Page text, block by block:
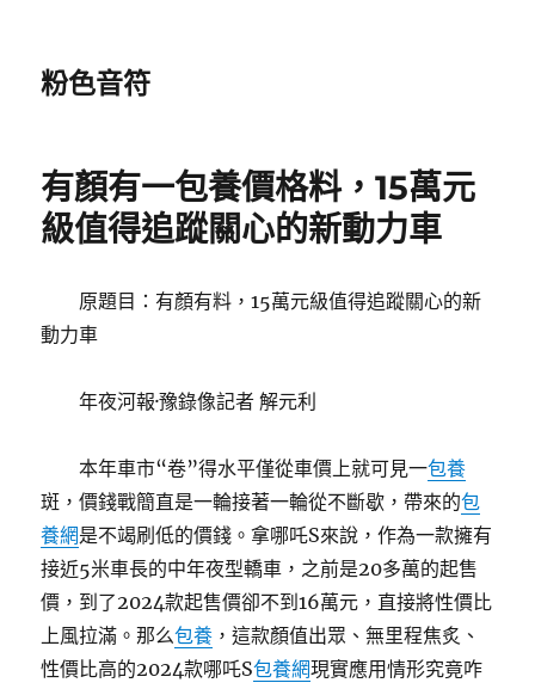
粉色音符
有顏有一包養價格料，15萬元
級值得追蹤關心的新動力車
原題目：有顏有料，15萬元級值得追蹤關心的新
動力車
年夜河報·豫錄像記者 解元利
本年車市“卷”得水平僅從車價上就可見一包養
斑，價錢戰簡直是一輪接著一輪從不斷歇，帶來的包
養網是不竭刷低的價錢。拿哪吒S來說，作為一款擁有
接近5米車長的中年夜型轎車，之前是20多萬的起售
價，到了2024款起售價卻不到16萬元，直接將性價比
上風拉滿。那么包養 ，這款顏值出眾、無里程焦炙、
性價比高的2024款哪吒S包養網現實應用情形究竟咋